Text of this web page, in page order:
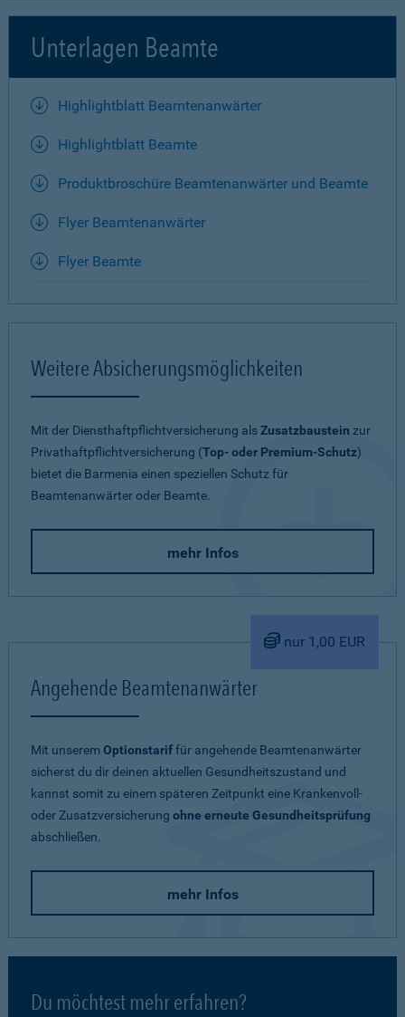
Unterlagen Beamte
Highlightblatt Beamtenanwärter
Highlightblatt Beamte
Produktbroschüre Beamtenanwärter und Beamte
Flyer Beamtenanwärter
Flyer Beamte
Weitere Absicherungsmöglichkeiten
Mit der Diensthaftpflichtversicherung alsZusatzbaustein zur
Privathaftpflichtversicherung (Top- oder Premium-Schutz)
bietet die Barmenia einen speziellen Schutz für
Beamtenanwärter oder Beamte.
mehr Infos
nur 1,00 EUR
Angehende Beamtenanwärter
Mit unseremOptionstariffür angehende Beamtenanwärter
sicherst du dir deinen aktuellen Gesundheitszustand und
kannst somit zu einem späteren Zeitpunkt eine Krankenvoll-
oder Zusatzversicherung ohne erneute Gesundheitsprüfung
abschließen.
mehr Infos
Du möchtest mehr erfahren?